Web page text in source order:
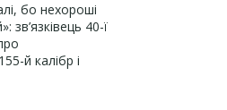
бо нехороші
зв’язківець 40-ї
й калібр і